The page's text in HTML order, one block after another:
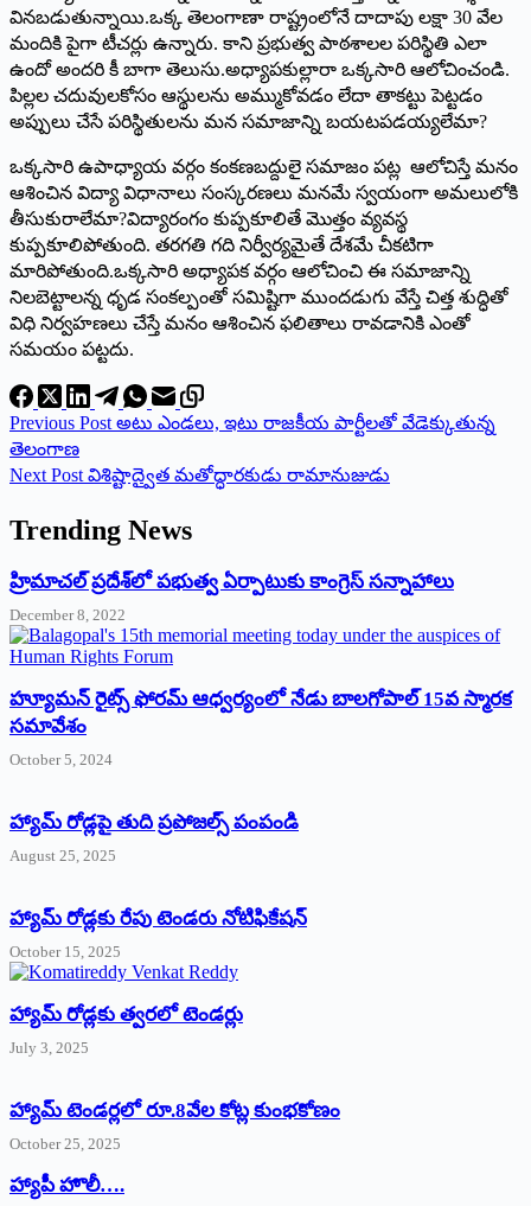
వినబడుతున్నాయి.ఒక్క తెలంగాణా రాష్ట్రంలోనే దాదాపు లక్షా 30 వేల
మందికి పైగా టీచర్లు ఉన్నారు. కాని ప్రభుత్వ పాఠశాలల పరిస్థితి ఎలా
ఉందో అందరి కీ బాగా తెలుసు.అధ్యాపకుల్లారా ఒక్కసారి ఆలోచించండి.
పిల్లల చదువులకోసం ఆస్థులను అమ్ముకోవడం లేదా తాకట్టు పెట్టడం
అప్పులు చేసే పరిస్థితులను మన సమాజాన్ని బయటపడయ్యలేమా?
ఒక్కసారి ఉపాధ్యాయ వర్గం కంకణబద్దులై సమాజం పట్ల ఆలోచిస్తే మనం
ఆశించిన విద్యా విధానాలు సంస్కరణలు మనమే స్వయంగా అమలులోకి
తీసుకురాలేమా?విద్యారంగం కుప్పకూలితే మొత్తం వ్యవస్థ
కుప్పకూలిపోతుంది. తరగతి గది నిర్వీర్యమైతే దేశమే చీకటిగా
మారిపోతుంది.ఒక్కసారి అధ్యాపక వర్గం ఆలోచించి ఈ సమాజాన్ని
నిలబెట్టాలన్న ధృడ సంకల్పంతో సమిష్టిగా ముందడుగు వేస్తే చిత్త శుద్ధితో
విధి నిర్వహణలు చేస్తే మనం ఆశించిన ఫలితాలు రావడానికి ఎంతో
సమయం పట్టదు.
Previous Post అటు ఎండలు, ఇటు రాజకీయ పార్టీలతో వేడెక్కుతున్న
తెలంగాణ
Next Post విశిష్టాద్వైత మతోద్ధారకుడు రామానుజుడు
Trending News
‌హ్రిమాచల్‌ ‌ప్రదేశ్‌లో పభుత్వ ఏర్పాటుకు కాంగ్రెస్‌ ‌సన్నాహాలు
December 8, 2022
హ్యూమన్‌ రైట్స్‌ ఫోరమ్‌ ఆధ్వర్యంలో నేడు బాలగోపాల్‌ 15వ స్మారక
సమావేశం
October 5, 2024
హ్యామ్‌ రోడ్లపై తుది ప్రపోజల్స్‌ పంపండి
August 25, 2025
హ్యామ్‌ రోడ్లకు రేపు టెండరు నోటిఫికేషన్‌
October 15, 2025
హ్యామ్‌ రోడ్లకు త్వరలో టెండర్లు
July 3, 2025
హ్యామ్‌ ‌టెండర్లలో రూ.8వేల కోట్ల కుంభకోణం
October 25, 2025
హ్యాపీ హొలీ….